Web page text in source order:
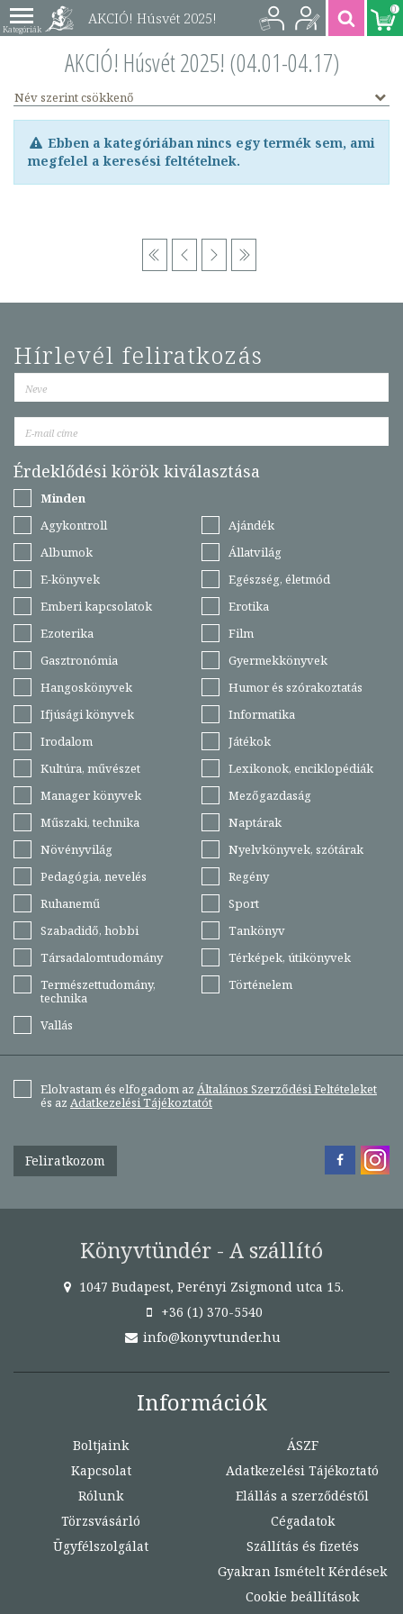
AKCIÓ! Húsvét 2025!
(04.01-04.17)
0
AKCIÓ! Húsvét 2025! (04.01-04.17)
Név szerint csökkenő
Ebben a kategóriában nincs egy termék sem, ami
megfelel a keresési feltételnek.
Hírlevél feliratkozás
Érdeklődési körök kiválasztása
Minden
Agykontroll
Ajándék
Albumok
Állatvilág
E-könyvek
Egészség, életmód
Emberi kapcsolatok
Erotika
Ezoterika
Film
Gasztronómia
Gyermekkönyvek
Hangoskönyvek
Humor és szórakoztatás
Ifjúsági könyvek
Informatika
Irodalom
Játékok
Kultúra, művészet
Lexikonok, enciklopédiák
Manager könyvek
Mezőgazdaság
Műszaki, technika
Naptárak
Növényvilág
Nyelvkönyvek, szótárak
Pedagógia, nevelés
Regény
Ruhanemű
Sport
Szabadidő, hobbi
Tankönyv
Társadalomtudomány
Térképek, útikönyvek
Természettudomány,
technika
Történelem
Vallás
Elolvastam és elfogadom az Általános Szerződési Feltételeket
és az Adatkezelési Tájékoztatót
Feliratkozom
Könyvtündér - A szállító
1047 Budapest, Perényi Zsigmond utca 15.
+36 (1) 370-5540
info@konyvtunder.hu
Információk
Boltjaink
Kapcsolat
Rólunk
Törzsvásárló
Ügyfélszolgálat
ÁSZF
Adatkezelési Tájékoztató
Elállás a szerződéstől
Cégadatok
Szállítás és fizetés
Gyakran Ismételt Kérdések
Cookie beállítások